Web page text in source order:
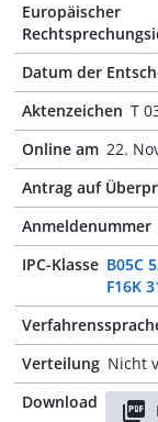
Europäischer
Datum der
Aktenzeichen T
Online am 22.
Antrag auf
Anmeldenummer
IPC-Klasse B05C
F16K
Verteilung Nicht
Download